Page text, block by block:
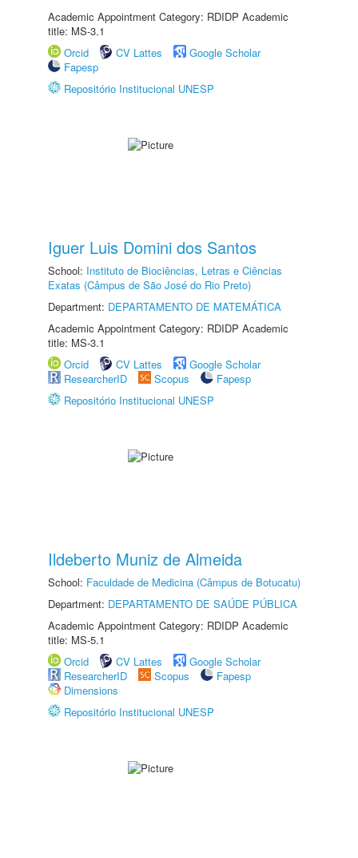
Academic Appointment Category: RDIDP Academic
title: MS-3.1
Orcid
CV Lattes
Google Scholar
Fapesp
Repositório Institucional UNESP
Iguer Luis Domini dos Santos
School: Instituto de Biociências, Letras e Ciências
Exatas (Câmpus de São José do Rio Preto)
Department: DEPARTAMENTO DE MATEMÁTICA
Academic Appointment Category: RDIDP Academic
title: MS-3.1
Orcid
CV Lattes
Google Scholar
ResearcherID
Scopus
Fapesp
Repositório Institucional UNESP
Ildeberto Muniz de Almeida
School: Faculdade de Medicina (Câmpus de Botucatu)
Department: DEPARTAMENTO DE SAÚDE PÚBLICA
Academic Appointment Category: RDIDP Academic
title: MS-5.1
Orcid
CV Lattes
Google Scholar
ResearcherID
Scopus
Fapesp
Dimensions
Repositório Institucional UNESP